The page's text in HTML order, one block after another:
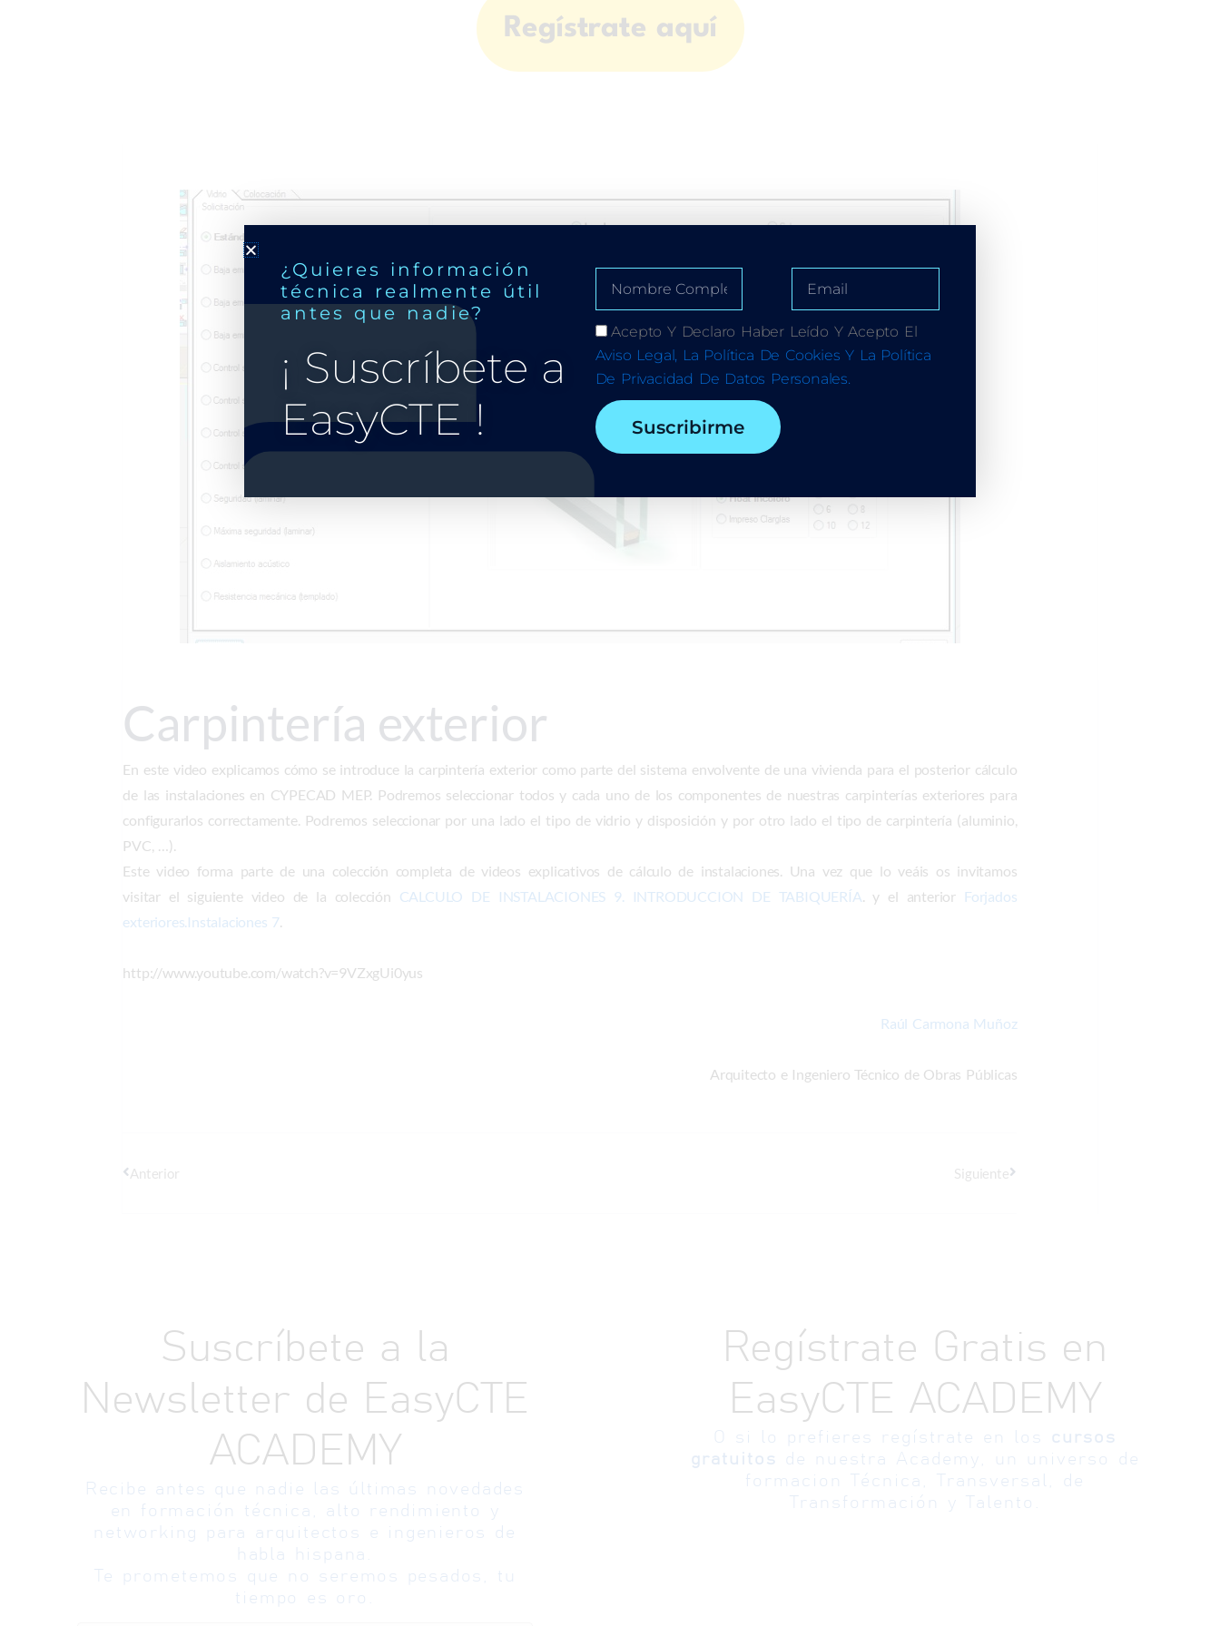
Regístrate aquí
Carpintería exterior
En este video explicamos cómo se introduce la carpintería exterior como parte del sistema envolvente de una vivienda para el posterior cálculo
de las instalaciones en CYPECAD MEP. Podremos seleccionar todos y cada uno de los componentes de nuestras carpinterías exteriores para
configurarlos correctamente. Podremos seleccionar por una lado el tipo de vidrio y disposición y por otro lado el tipo de carpintería (aluminio,
PVC, …).
Este video forma parte de una colección completa de videos explicativos de cálculo de instalaciones. Una vez que lo veáis os invitamos
visitar el siguiente video de la colección CALCULO DE INSTALACIONES 9. INTRODUCCION DE TABIQUERÍA. y el anterior Forjados
exteriores.Instalaciones 7.
http://www.youtube.com/watch?v=9VZxgUi0yus
Raúl Carmona Muñoz
Arquitecto e Ingeniero Técnico de Obras Públicas
Anterior Siguiente
Suscríbete a la
Newsletter de EasyCTE
ACADEMY
Recibe antes que nadie las últimas novedades
en formación técnica, alto rendimiento y
networking para arquitectos e ingenieros de
habla hispana.
Te prometemos que no seremos pesados, tu
tiempo es oro.
Regístrate Gratis en
EasyCTE ACADEMY
O si lo prefieres regístrate en los cursos
gratuitos
de nuestra Academy, un universo de
formacion Técnica, Transversal, de
Transformación y Talento.
¿Quieres información
técnica realmente útil
antes que nadie?
¡ Suscríbete a
EasyCTE !
Acepto Y Declaro Haber Leído Y Acepto El
Aviso Legal, La Política De Cookies Y La Política
De Privacidad De Datos Personales.
Suscribirme